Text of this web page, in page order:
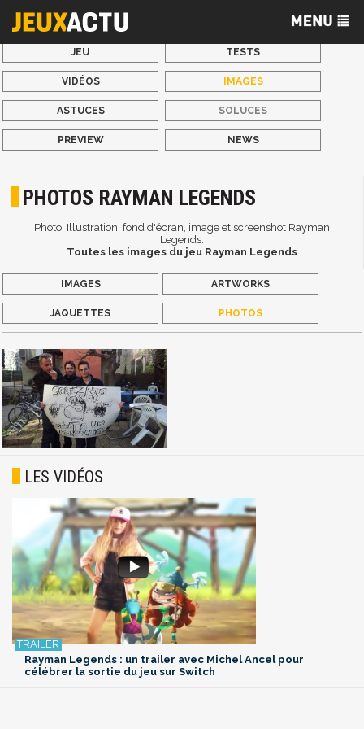
JEU TESTS
VIDÉOS IMAGES
ASTUCES SOLUCES
PREVIEW NEWS
PHOTOS RAYMAN LEGENDS
Photo, Illustration, fond d'écran, image et screenshot Rayman
Legends.
Toutes les images du jeu Rayman Legends
IMAGES ARTWORKS
JAQUETTES PHOTOS
LES VIDÉOS
Rayman Legends : un trailer avec Michel Ancel pour
célébrer la sortie du jeu sur Switch